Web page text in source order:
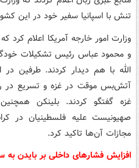
تنش با اسپانیا سفیر خود در این
وزارت امور خارجه آمریکا اعلام کرد
و محمود عباس رئیس تشکیلات
الله با هم دیدار کردند. طرفین در
آتش‌بس موقت در غزه و تسریع در
غزه گفتگو کردند. بلینکن
صهیونیست علیه فلسطینیان در
مجازات آن‌ها تاکید کرد.
افزایش فشارهای داخلی بر بایدن